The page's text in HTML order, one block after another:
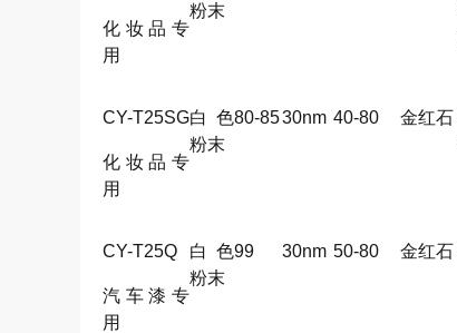
化妆品专
用
粉末
CY-T25SG
化妆品专
用
白色
粉末
80-8530nm 40-80 金红石
CY-T25Q
汽车漆专
用
白色
粉末
99 30nm 50-80 金红石